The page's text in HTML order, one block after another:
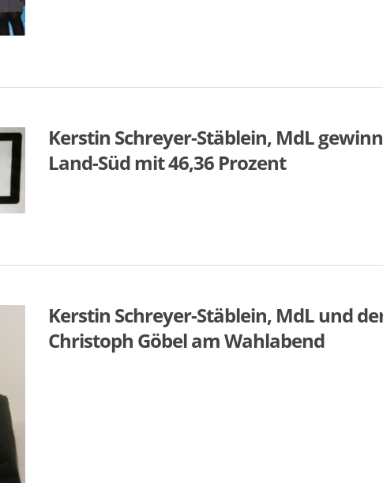
Kerstin Schreyer-Stäblein, MdL
Land-Süd mit 46,36 Prozent
Kerstin Schreyer-Stäblein, MdL und
Christoph Göbel am Wahlabend